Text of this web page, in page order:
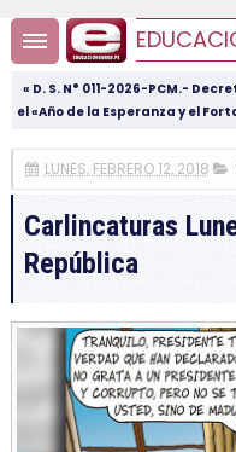
« D. S. N° 011-2026-PCM.-
el «Año de la Esperanza y el
LUNES, FEBRERO 12, 2018
Carlincaturas
República